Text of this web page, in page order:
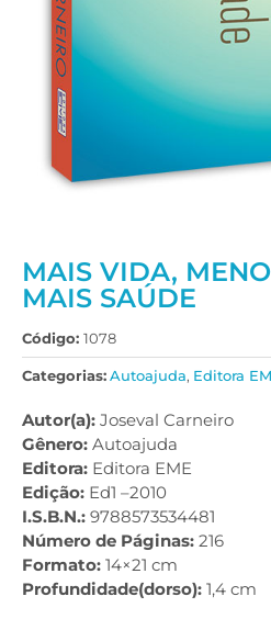
MAIS VIDA,
MAIS SAÚDE
Código: 1078
Categorias:Autoajuda, Editora
Autor(a): Joseval Carneiro
Gênero: Autoajuda
Editora: Editora EME
Edição: Ed1 –2010
I.S.B.N.: 9788573534481
Número de Páginas: 216
Formato: 14×21 cm
Profundidade(dorso): 1,4 cm